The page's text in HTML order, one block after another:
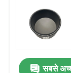
सबसे